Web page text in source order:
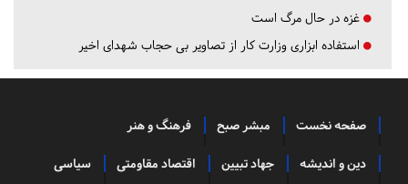
غزه در حال مرگ است
استفاده ابزاری وزارت کار از تصاویر بی حجاب شهدای اخیر
صفحه نخست مبشر صبح فرهنگ و هنر
دین و اندیشه جهاد تبیین اقتصاد مقاومتی سیاسی